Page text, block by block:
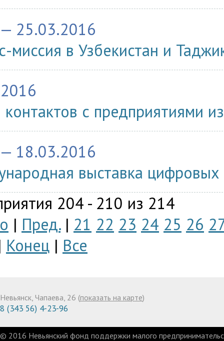
25.03.2016
миссия в Узбекистан и
с предприятиями
18.03.2016
выставка цифровых
204 - 210 из 214
| Пред.| 21 22 23 24 25 26
Конец | Все
Невьянск, Чапаева, 26 (показать на карте)
8 (343 56) 4-23-96
© 2016 Невьянский фонд поддержки малого